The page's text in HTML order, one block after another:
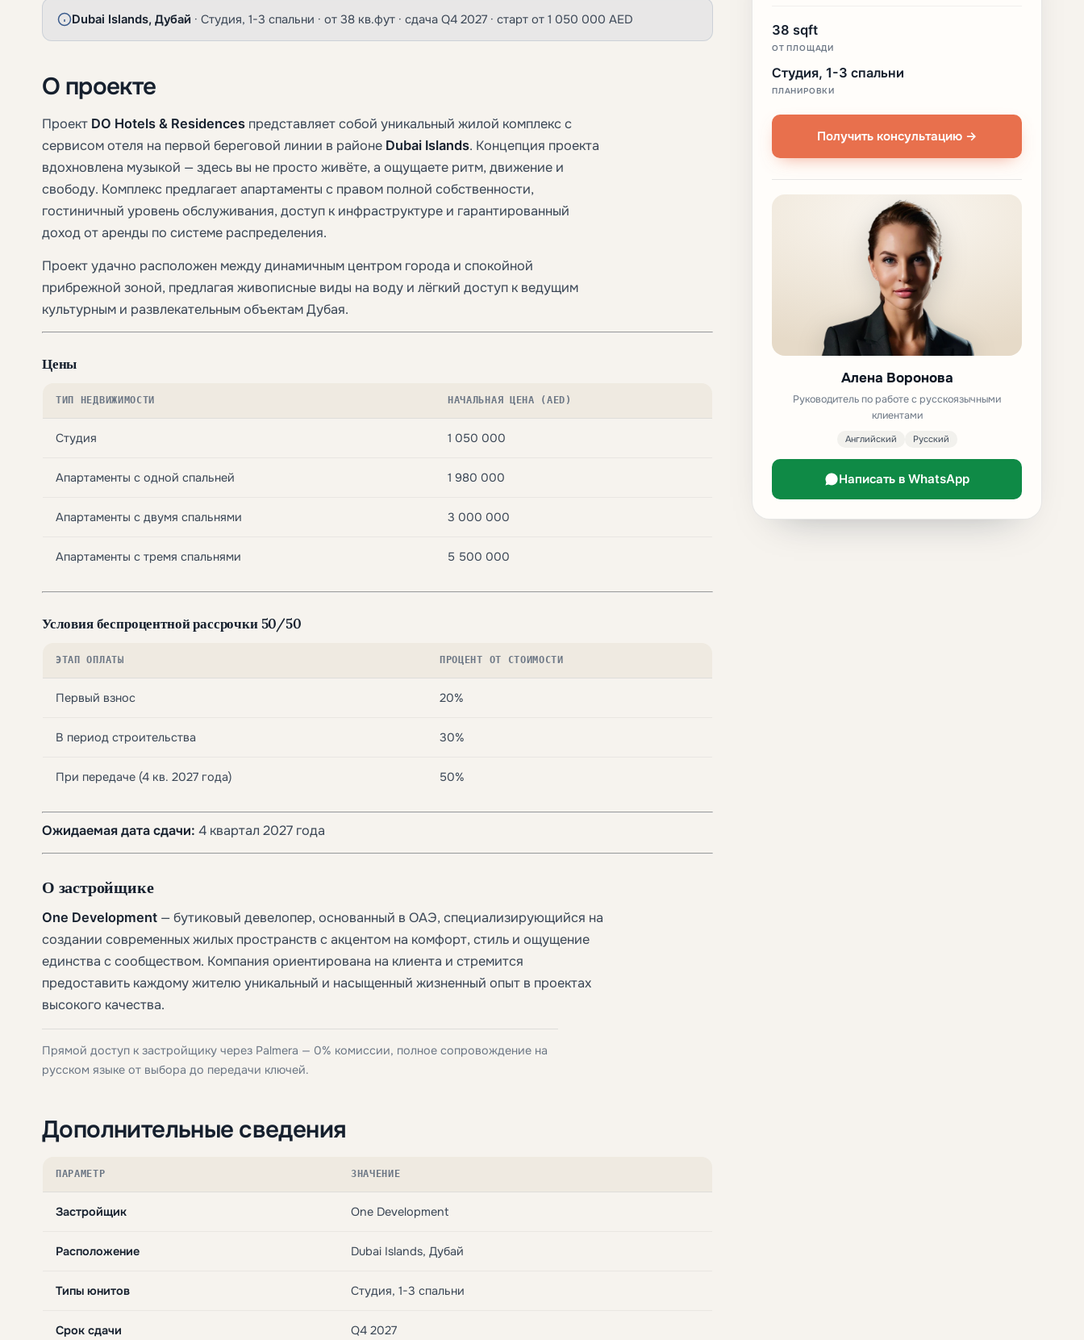
Dubai Islands, Дубай · Студия, 1-3 спальни · от 38 кв.фут · сдача Q4 2027 · старт от 1 050 000 AED
О проекте
Проект DO Hotels & Residences представляет собой уникальный жилой комплекс с
сервисом отеля на первой береговой линии в районе Dubai Islands. Концепция проекта
вдохновлена музыкой — здесь вы не просто живёте, а ощущаете ритм, движение и
свободу. Комплекс предлагает апартаменты с правом полной собственности,
гостиничный уровень обслуживания, доступ к инфраструктуре и гарантированный
доход от аренды по системе распределения.
Проект удачно расположен между динамичным центром города и спокойной
прибрежной зоной, предлагая живописные виды на воду и лёгкий доступ к ведущим
культурным и развлекательным объектам Дубая.
Цены
ТИП НЕДВИЖИМОСТИ НАЧАЛЬНАЯ ЦЕНА (AED)
Студия 1 050 000
Апартаменты с одной спальней 1 980 000
Апартаменты с двумя спальнями 3 000 000
Апартаменты с тремя спальнями 5 500 000
Условия беспроцентной рассрочки 50/50
ЭТАП ОПЛАТЫ ПРОЦЕНТ ОТ СТОИМОСТИ
Первый взнос 20%
В период строительства 30%
При передаче (4 кв. 2027 года) 50%
Ожидаемая дата сдачи: 4 квартал 2027 года
О застройщике
One Development — бутиковый девелопер, основанный в ОАЭ, специализирующийся на
создании современных жилых пространств с акцентом на комфорт, стиль и ощущение
единства с сообществом. Компания ориентирована на клиента и стремится
предоставить каждому жителю уникальный и насыщенный жизненный опыт в проектах
высокого качества.
Прямой доступ к застройщику через Palmera — 0% комиссии, полное сопровождение на
русском языке от выбора до передачи ключей.
Дополнительные сведения
ПАРАМЕТР ЗНАЧЕНИЕ
Застройщик One Development
Расположение Dubai Islands, Дубай
Типы юнитов Студия, 1-3 спальни
Срок сдачи Q4 2027
38 sqft
ОТ ПЛОЩАДИ
Студия, 1-3 спальни
ПЛАНИРОВКИ
Получить консультацию →
Алена Воронова
Руководитель по работе с русскоязычными
клиентами
Английский Русский
Написать в WhatsApp